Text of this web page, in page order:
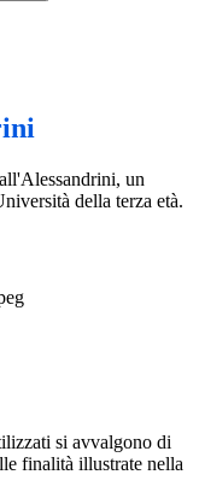
un
della terza età.
si avvalgono di
finalità illustrate nella